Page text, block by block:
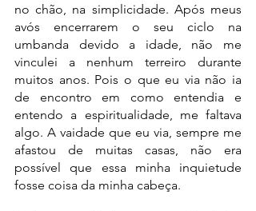
no chão, na simplicidade. Após meus
avós encerrarem o seu ciclo na
umbanda devido a idade, não me
vinculei a nenhum terreiro durante
muitos anos. Pois o que eu via não ia
de encontro em como entendia e
entendo a espiritualidade, me faltava
algo. A vaidade que eu via, sempre me
afastou de muitas casas, não era
possível que essa minha inquietude
fosse coisa da minha cabeça.